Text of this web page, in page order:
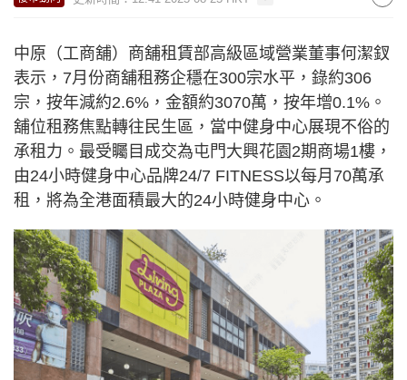
中原（工商舖）商舖租賃部高級區域營業董事何潔釵
表示，7月份商舖租務企穩在300宗水平，錄約306
宗，按年減約2.6%，金額約3070萬，按年增0.1%。
舖位租務焦點轉往民生區，當中健身中心展現不俗的
承租力。最受矚目成交為屯門大興花園2期商場1樓，
由24小時健身中心品牌24/7 FITNESS以每月70萬承
租，將為全港面積最大的24小時健身中心。